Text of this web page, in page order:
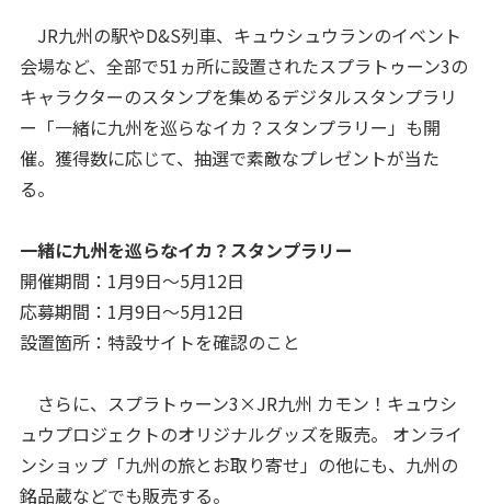
JR九州の駅やD&S列車、キュウシュウランのイベント
会場など、全部で51ヵ所に設置されたスプラトゥーン3の
キャラクターのスタンプを集めるデジタルスタンプラリ
ー「一緒に九州を巡らなイカ？スタンプラリー」も開
催。獲得数に応じて、抽選で素敵なプレゼントが当た
る。
一緒に九州を巡らなイカ？スタンプラリー
開催期間：1月9日～5月12日
応募期間：1月9日～5月12日
設置箇所：特設サイトを確認のこと
さらに、スプラトゥーン3×JR九州 カモン！キュウシ
ュウプロジェクトのオリジナルグッズを販売。 オンライ
ンショップ「九州の旅とお取り寄せ」の他にも、九州の
銘品蔵などでも販売する。